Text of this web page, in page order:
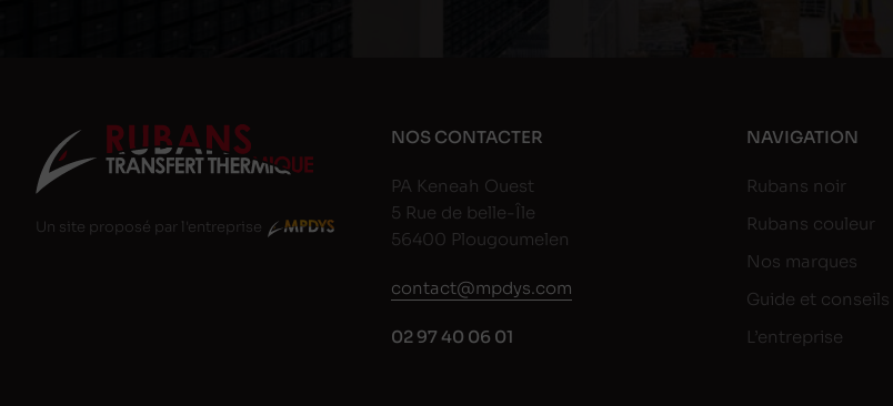
Un site proposé par l'entreprise
NOS CONTACTER
PA Keneah Ouest
5 Rue de belle-Île
56400 Plougoumelen
contact@mpdys.com
02 97 40 06 01
NAVIGATION
Rubans noir
Rubans couleur
Nos marques
Guide et conseils
L’entreprise